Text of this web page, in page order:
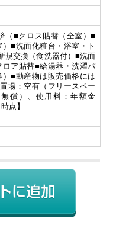
（■クロス貼替（全室）■
■洗面化粧台・浴室・ト
規交換（食洗器付）■洗面
ア貼替■給湯器・洗濯パ
■動産物は販売価格には
場：空有（フリースペー
償）、使用料：年額金
点】